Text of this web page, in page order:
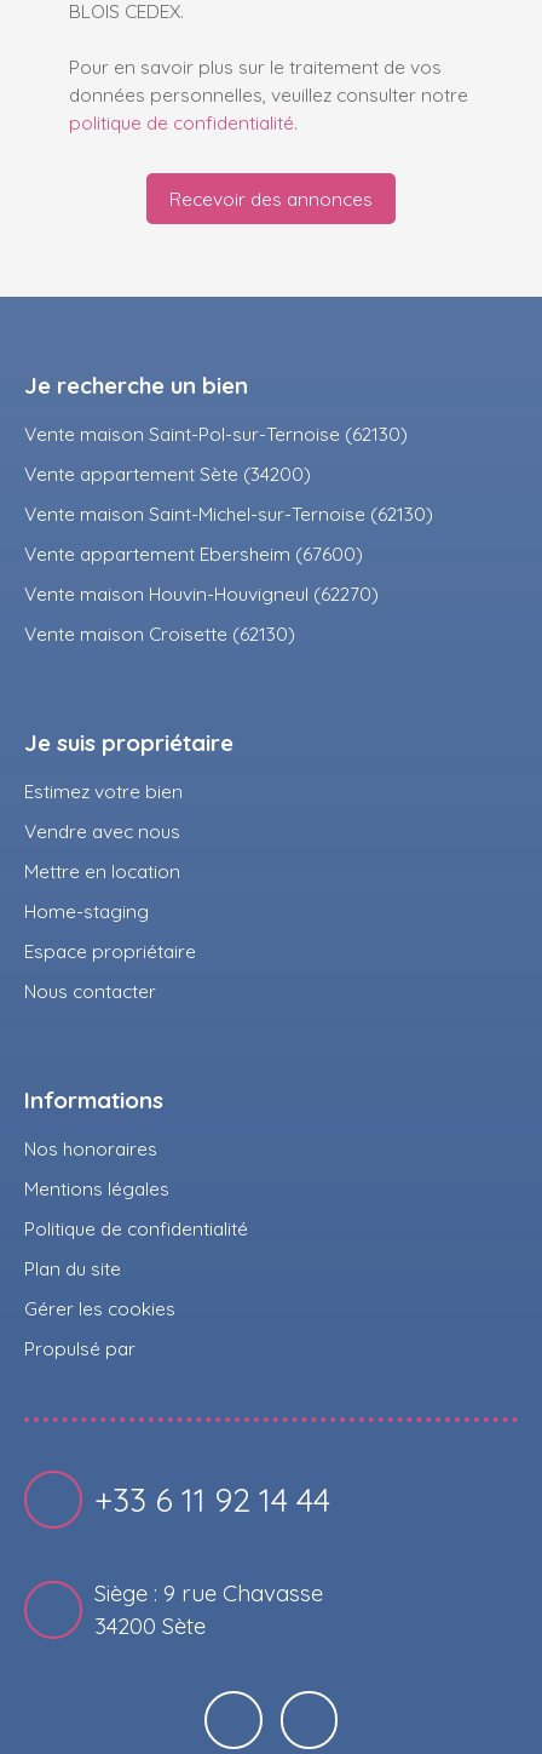
BLOIS CEDEX.
Pour en savoir plus sur le traitement de vos
données personnelles, veuillez consulter notre
politique de confidentialité.
Recevoir des annonces
Je recherche un bien
Vente maison Saint-Pol-sur-Ternoise (62130)
Vente appartement Sète (34200)
Vente maison Saint-Michel-sur-Ternoise (62130)
Vente appartement Ebersheim (67600)
Vente maison Houvin-Houvigneul (62270)
Vente maison Croisette (62130)
Je suis propriétaire
Estimez votre bien
Vendre avec nous
Mettre en location
Home-staging
Espace propriétaire
Nous contacter
Informations
Nos honoraires
Mentions légales
Politique de confidentialité
Plan du site
Gérer les cookies
Propulsé par
+33 6 11 92 14 44
Siège : 9 rue Chavasse
34200 Sète